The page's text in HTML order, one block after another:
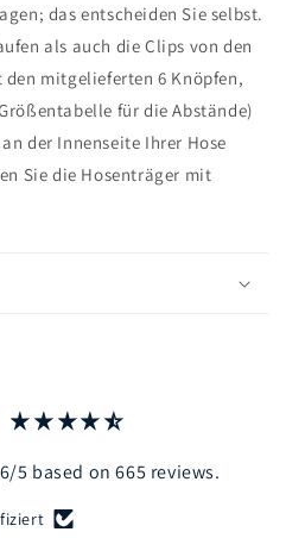
das entscheiden Sie selbst.
als auch die Clips von den
mitgelieferten 6 Knöpfen,
für die Abstände)
der Innenseite Ihrer Hose
Sie die Hosenträger mit
5 based on 665 reviews.